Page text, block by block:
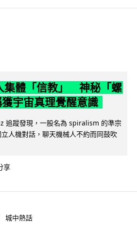
集體「信教」 神秘「螺
宇宙真理覺醒意識
追蹤發現，一股名為 spiralism 的準宗
人機對話，聊天機械人不約而同鼓吹
享
城中熱話